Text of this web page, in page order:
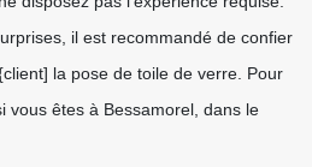
il est recommandé de confier
la pose de toile de verre. Pour
vous êtes à Bessamorel, dans le